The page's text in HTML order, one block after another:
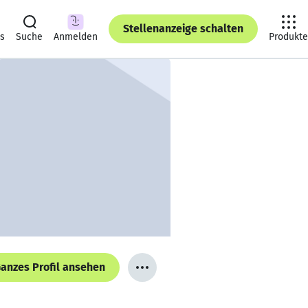
Suche Anmelden
Stellenanzeige schalten
Produkte
Profil ansehen